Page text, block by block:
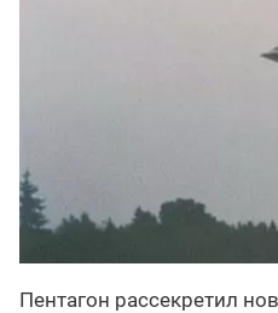
Пентагон рассекретил